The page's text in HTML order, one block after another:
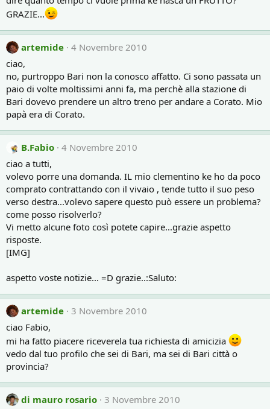
GRAZIE...
artemide 4 Novembre 2010
ciao,
no, purtroppo Bari non la conosco affatto. Ci sono passata un
paio di volte moltissimi anni fa, ma perchè alla stazione di
Bari dovevo prendere un altro treno per andare a Corato. Mio
papà era di Corato.
B.Fabio 4 Novembre 2010
ciao a tutti,
volevo porre una domanda. IL mio clementino ke ho da poco
comprato contrattando con il vivaio , tende tutto il suo peso
verso destra...volevo sapere questo può essere un problema?
come posso risolverlo?
Vi metto alcune foto così potete capire...grazie aspetto
risposte.
[IMG]
aspetto voste notizie... =D grazie..:Saluto:
artemide 3 Novembre 2010
ciao Fabio,
mi ha fatto piacere riceverela tua richiesta di amicizia
vedo dal tuo profilo che sei di Bari, ma sei di Bari città o
provincia?
di mauro rosario 3 Novembre 2010